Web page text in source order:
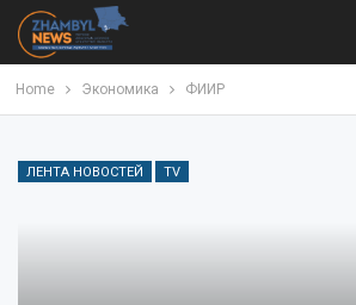
Home Экономика ФИИР
ЛЕНТА НОВОСТЕЙ TV